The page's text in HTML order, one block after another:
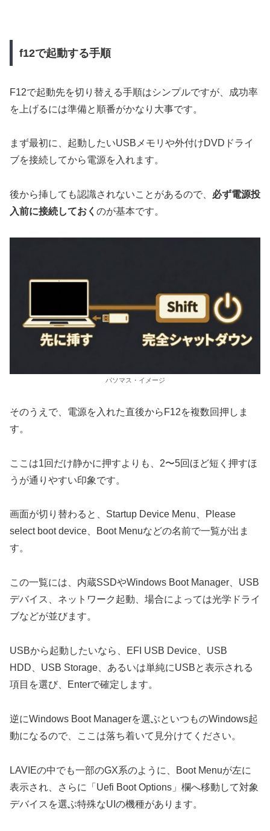
f12で起動する手順
F12で起動先を切り替える手順はシンプルですが、成功率
を上げるには準備と順番がかなり大事です。
まず最初に、起動したいUSBメモリや外付けDVDドライ
ブを接続してから電源を入れます。
後から挿しても認識されないことがあるので、 必ず電源投
入前に接続しておく のが基本です。
パソマス・イメージ
そのうえで、電源を入れた直後からF12を複数回押しま
す。
ここは1回だけ静かに押すよりも、2〜5回ほど短く押すほ
うが通りやすい印象です。
画面が切り替わると、Startup Device Menu、Please
select boot device、Boot Menuなどの名前で一覧が出ま
す。
この一覧には、内蔵SSDやWindows Boot Manager、USB
デバイス、ネットワーク起動、場合によっては光学ドライ
ブなどが並びます。
USBから起動したいなら、EFI USB Device、USB
HDD、USB Storage、あるいは単純にUSBと表示される
項目を選び、Enterで確定します。
逆にWindows Boot Managerを選ぶといつものWindows起
動になるので、ここは落ち着いて見分けてください。
LAVIEの中でも一部のGX系のように、Boot Menuが左に
表示され、さらに「Uefi Boot Options」欄へ移動して対象
デバイスを選ぶ特殊なUIの機種があります。